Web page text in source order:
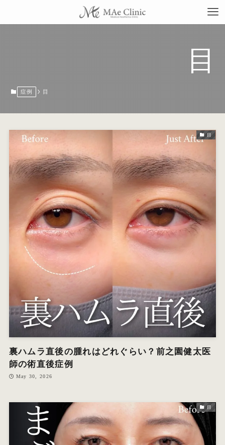
当
料
施
コ
エ
目
症例 目
目
裏ハムラ直後の腫れはどれぐらい？前之園健太医
師の術直後症例
May 30, 2026
目